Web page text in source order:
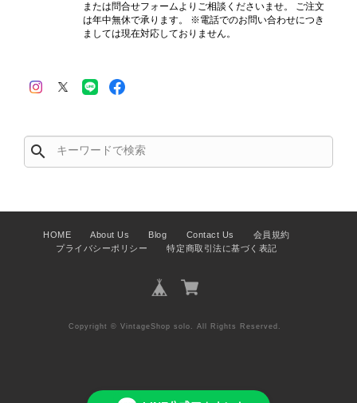
PRADA プラダ 財布 ブラック レザー サフィアーノ vintage ヴィンテージ オールド darw4w
2026/07/16
CELINE セリーヌ 財布 ブラック ガンチーニ レザー 3つ折り vintage ヴィンテージ オールド 6xspmn
2026/07/16
でした。希少なカラーで可愛いデザインのバッグをお譲りくださ
または問合せフォームよりご相談くださいませ。 ご注文
は年中無休で承ります。 ※電話でのお問い合わせにつき
ましては現在対応しておりません。
search
HOME About Us Blog Contact Us
会員規約
プライバシーポリシー
特定商取引法に基づく表記
Copyright © VintageShop solo. All Rights Reserved.